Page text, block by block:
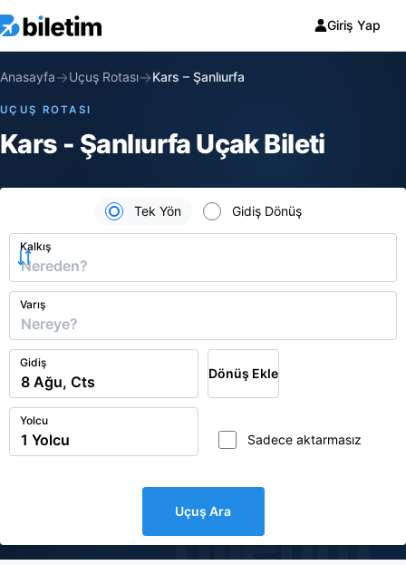
Giriş Yap
biletim
Anasayfa→Uçuş Rotası→Kars – Şanlıurfa
UÇUŞ ROTASI
Kars - Şanlıurfa Uçak Bileti
Tek Yön Gidiş Dönüş
Kalkış
Varış
Gidiş
Dönüş Ekle
Yolcu
Sadece aktarmasız
Uçuş Ara